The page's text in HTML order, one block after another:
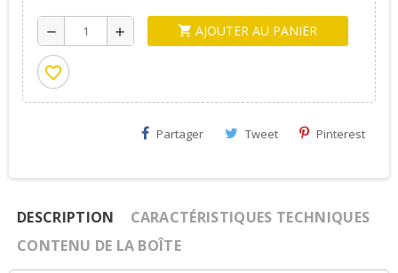
remove add shopping_cart AJOUTER AU PANIER
favorite_border
Partager Tweet Pinterest
DESCRIPTION
CARACTÉRISTIQUES TECHNIQUES
CONTENU DE LA BOÎTE